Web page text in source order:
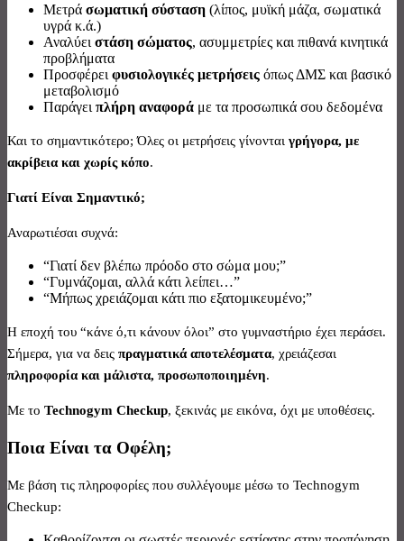
Μετρά σωματική σύσταση (λίπος, μυϊκή μάζα, σωματικά
υγρά κ.ά.)
Αναλύει στάση σώματος, ασυμμετρίες και πιθανά κινητικά
προβλήματα
Προσφέρει φυσιολογικές μετρήσεις όπως ΔΜΣ και βασικό
μεταβολισμό
Παράγει πλήρη αναφορά με τα προσωπικά σου δεδομένα
Και το σημαντικότερο; Όλες οι μετρήσεις γίνονται γρήγορα, με
ακρίβεια και χωρίς κόπο.
Γιατί Είναι Σημαντικό;
Αναρωτιέσαι συχνά:
“Γιατί δεν βλέπω πρόοδο στο σώμα μου;”
“Γυμνάζομαι, αλλά κάτι λείπει…”
“Μήπως χρειάζομαι κάτι πιο εξατομικευμένο;”
Η εποχή του “κάνε ό,τι κάνουν όλοι” στο γυμναστήριο έχει περάσει.
Σήμερα, για να δεις πραγματικά αποτελέσματα, χρειάζεσαι
πληροφορία και μάλιστα, προσωποποιημένη.
Με το Technogym Checkup, ξεκινάς με εικόνα, όχι με υποθέσεις.
Ποια Είναι τα Οφέλη;
Με βάση τις πληροφορίες που συλλέγουμε μέσω το Technogym
Checkup: